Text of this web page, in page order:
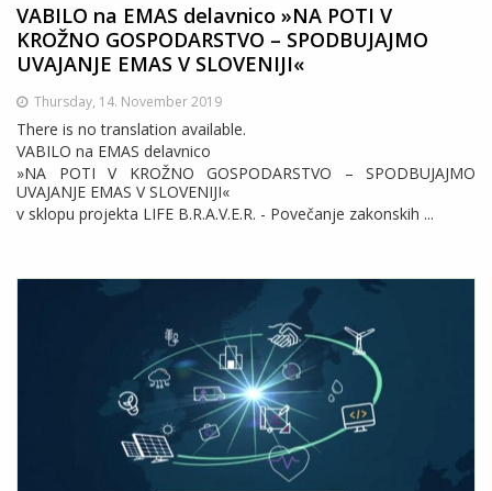
VABILO na EMAS delavnico »NA POTI V
KROŽNO GOSPODARSTVO – SPODBUJAJMO
UVAJANJE EMAS V SLOVENIJI«
Thursday, 14. November 2019
There is no translation available.
VABILO na EMAS delavnico
»NA POTI V KROŽNO GOSPODARSTVO – SPODBUJAJMO
UVAJANJE EMAS V SLOVENIJI«
v sklopu projekta LIFE B.R.A.V.E.R. - Povečanje zakonskih ...